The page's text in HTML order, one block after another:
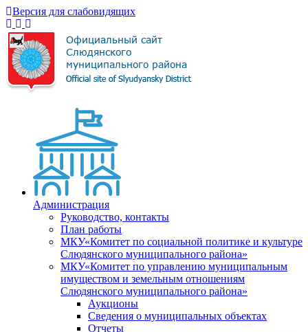
Версия для слабовидящих
Администрация
Руководство, контакты
План работы
МКУ«Комитет по социальной политике и культуре
Слюдянского муниципального района»
МКУ«Комитет по управлению муниципальным
имуществом и земельным отношениям
Слюдянского муниципального района»
Аукционы
Сведения о муниципальных объектах
Отчеты